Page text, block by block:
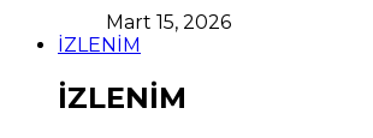
Mart 15, 2026
İZLENİM
İZLENİM